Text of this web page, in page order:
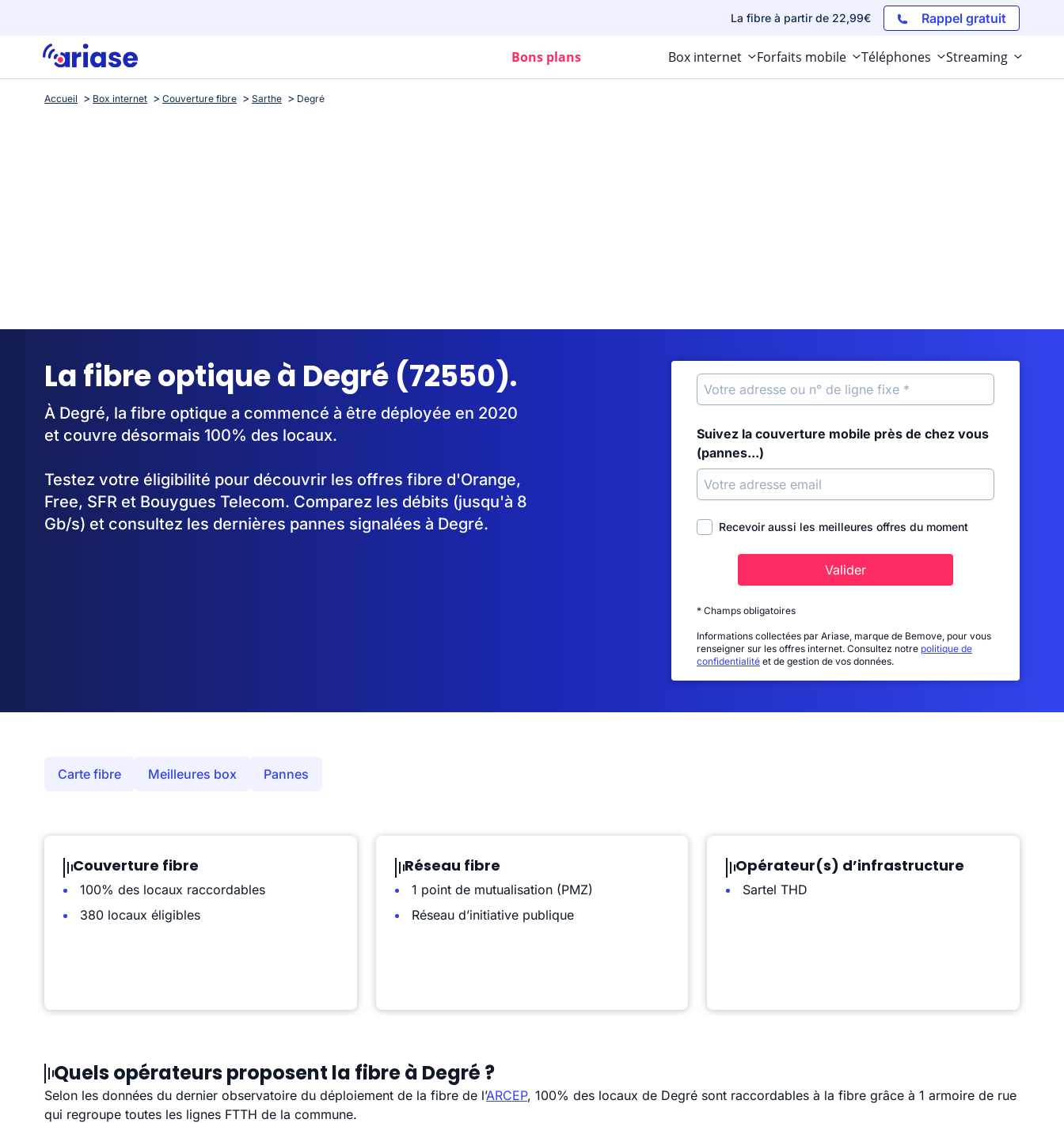
La fibre à partir de 22,99€ Rappel gratuit
Bons plans Box internet Forfaits mobile Téléphones Streaming
Accueil Box internet Couverture fibre Sarthe Degré
La fibre optique à Degré (72550).
À Degré, la fibre optique a commencé à être déployée en 2020
et couvre désormais 100% des locaux.
Testez votre éligibilité pour découvrir les offres fibre d'Orange,
Free, SFR et Bouygues Telecom. Comparez les débits (jusqu'à 8
Gb/s) et consultez les dernières pannes signalées à Degré.
Suivez la couverture mobile près de chez vous
(pannes...)
Recevoir aussi les meilleures offres du moment
Valider
* Champs obligatoires
Informations collectées par Ariase, marque de Bemove, pour vous
renseigner sur les offres internet. Consultez notre politique de
confidentialité et de gestion de vos données.
Carte fibre Meilleures box Pannes
Couverture fibre
100% des locaux raccordables
380 locaux éligibles
Réseau fibre
1 point de mutualisation (PMZ)
Réseau d’initiative publique
Opérateur(s) d’infrastructure
Sartel THD
Quels opérateurs proposent la fibre à Degré ?
Selon les données du dernier observatoire du déploiement de la fibre de l’ARCEP, 100% des locaux de Degré sont raccordables à la fibre grâce à 1 armoire de rue
qui regroupe toutes les lignes FTTH de la commune.